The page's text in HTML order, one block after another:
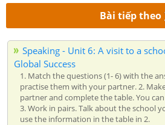
Bài tiếp theo
Speaking - Unit 6: A visit to a
Global Success
1. Match the questions (1- 6) with the
practise them with your partner. 2.
partner and complete the table. You
3. Work in pairs. Talk about the school
use the information in the table in 2.